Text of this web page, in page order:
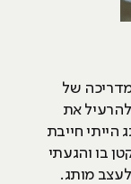
של
את
הייתי חייבת
בו והגעתי
מותג.